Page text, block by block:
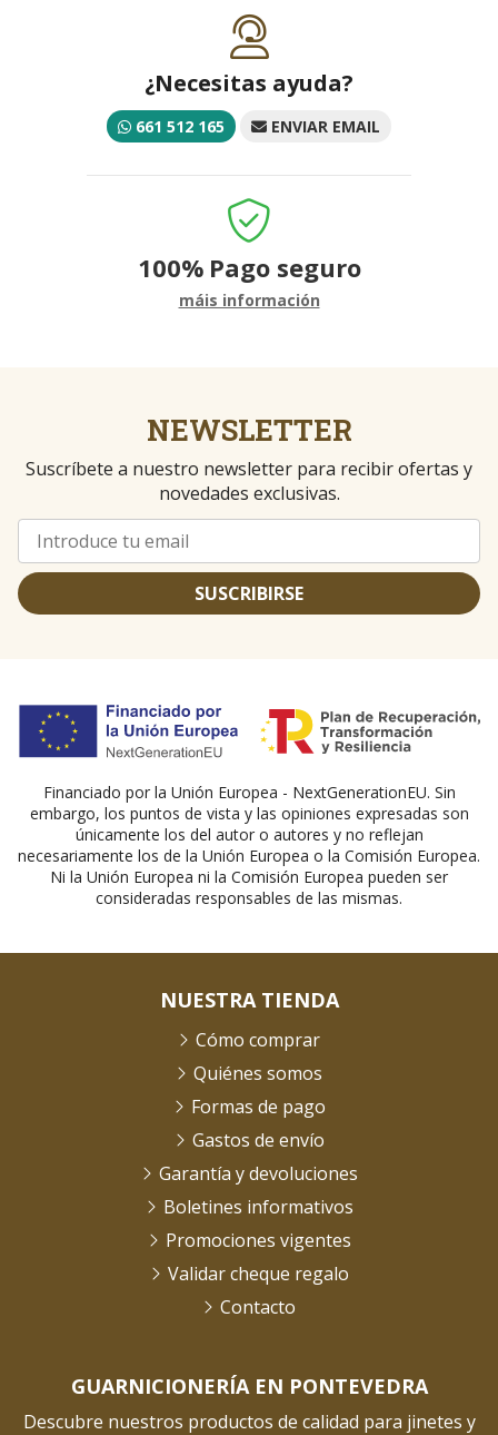
¿Necesitas ayuda?
661 512 165 ENVIAR EMAIL
100% Pago seguro
máis información
NEWSLETTER
Suscríbete a nuestro newsletter para recibir ofertas y
novedades exclusivas.
SUSCRIBIRSE
Financiado por la Unión Europea - NextGenerationEU. Sin
embargo, los puntos de vista y las opiniones expresadas son
únicamente los del autor o autores y no reflejan
necesariamente los de la Unión Europea o la Comisión Europea.
Ni la Unión Europea ni la Comisión Europea pueden ser
consideradas responsables de las mismas.
GUARNICIONERÍA EN PONTEVEDRA
Descubre nuestros productos de calidad para jinetes y
NUESTRA TIENDA
Cómo comprar
Quiénes somos
Formas de pago
Gastos de envío
Garantía y devoluciones
Boletines informativos
Promociones vigentes
Validar cheque regalo
Contacto